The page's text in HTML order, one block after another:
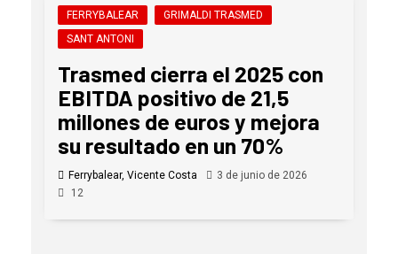
FERRYBALEAR
GRIMALDI TRASMED
SANT ANTONI
Trasmed cierra el 2025 con
EBITDA positivo de 21,5
millones de euros y mejora
su resultado en un 70%
Ferrybalear, Vicente Costa
3 de junio de 2026
12